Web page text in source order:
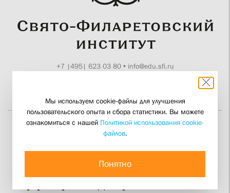
+7 |495| 623 03 80• info@edu.sfi.ru
Синод ставит на мирян
проректора СФИ Дмитрия Гасака о самых
Мы используем cookie-файлы для улучшения
пользовательского опыта и сбора статистики. Вы можете
ознакомиться с нашей Политикой использования cookie-
файлов.
Понятно